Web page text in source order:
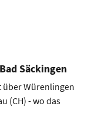
Säckingen
über Würenlingen
(CH) - wo das